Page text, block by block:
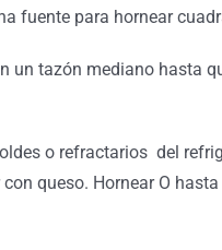
fuente para hornear
un tazón mediano hasta
o refractarios del
queso. Hornear O